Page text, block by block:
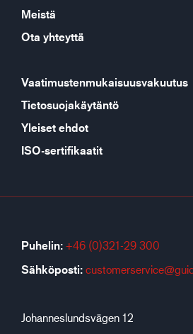
Meistä
Ota yhteyttä
Vaatimustenmukaisuusvakuutus
Tietosuojakäytäntö
Yleiset ehdot
ISO-sertifikaatit
Puhelin: +46 (0)321-29 300
Sähköposti:
Johanneslundsvägen 12